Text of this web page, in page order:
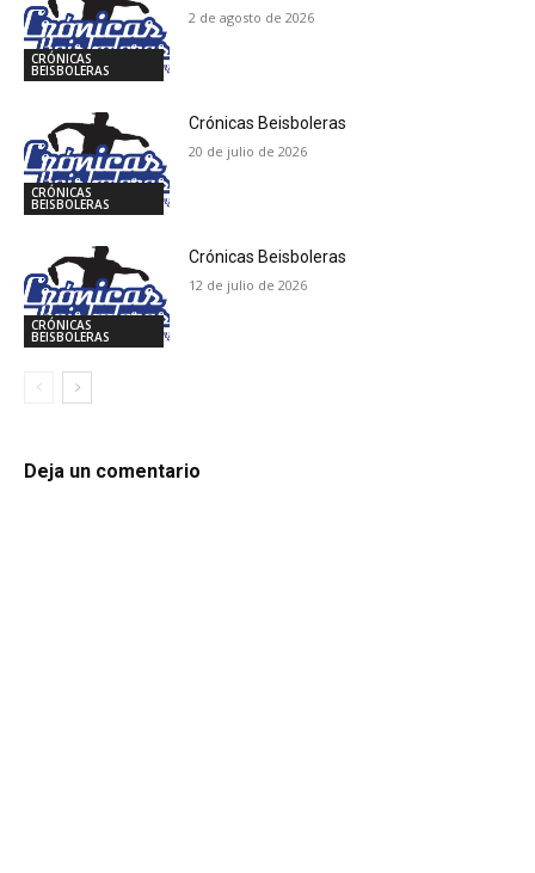
CRÓNICAS
BEISBOLERAS
2 de agosto de 2026
CRÓNICAS
BEISBOLERAS
Crónicas Beisboleras
20 de julio de 2026
CRÓNICAS
BEISBOLERAS
Crónicas Beisboleras
12 de julio de 2026
Deja un comentario